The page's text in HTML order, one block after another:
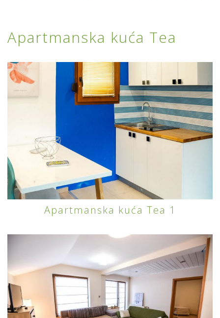
Apartmanska kuća Tea
Apartmanska kuća Tea 1